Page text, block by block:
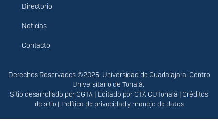
principal
Directorio
Noticias
Contacto
Derechos
Derechos Reservados ©2025. Universidad de Guadalajara. Centro
Universitario de Tonalá.
Sitio desarrollado por CGTA | Editado por CTA CUTonalá | Créditos
de sitio | Política de privacidad y manejo de datos